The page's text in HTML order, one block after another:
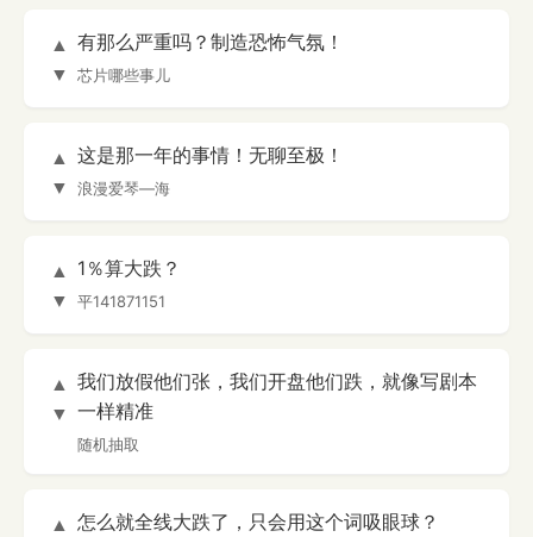
▲
▼
有那么严重吗？制造恐怖气氛！
芯片哪些事儿
▲
▼
这是那一年的事情！无聊至极！
浪漫爱琴—海
▲
▼
1％算大跌？
平141871151
▲
▼
我们放假他们张，我们开盘他们跌，就像写剧本
一样精准
随机抽取
▲
怎么就全线大跌了，只会用这个词吸眼球？